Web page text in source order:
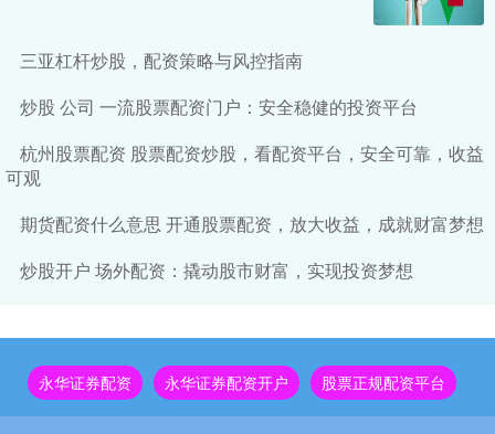
三亚杠杆炒股，配资策略与风控指南
炒股 公司 一流股票配资门户：安全稳健的投资平台
杭州股票配资 股票配资炒股，看配资平台，安全可靠，收益
可观
期货配资什么意思 开通股票配资，放大收益，成就财富梦想
炒股开户 场外配资：撬动股市财富，实现投资梦想
永华证券配资 永华证券配资开户 股票正规配资平台